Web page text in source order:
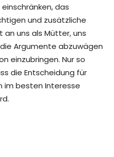
das
und zusätzliche
an uns als Mütter, uns
Argumente abzuwägen
einzubringen. Nur so
die Entscheidung für
im besten Interesse